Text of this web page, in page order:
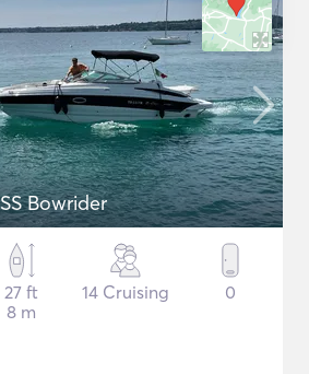
Bowrider
27 ft
8 m
14 Cruising 0